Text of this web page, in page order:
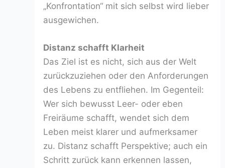
„Konfrontation“ mit sich selbst wird lieber
ausgewichen.
Distanz schafft Klarheit
Das Ziel ist es nicht, sich aus der Welt
zurückzuziehen oder den Anforderungen
des Lebens zu entfliehen. Im Gegenteil:
Wer sich bewusst Leer- oder eben
Freiräume schafft, wendet sich dem
Leben meist klarer und aufmerksamer
zu. Distanz schafft Perspektive; auch ein
Schritt zurück kann erkennen lassen,